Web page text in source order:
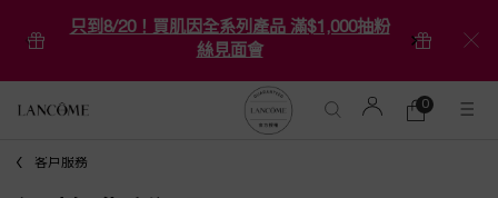
只到8/20！買肌因全系列產品 滿$1,000抽粉
絲見面會
購
0
0 product in
客戶服務